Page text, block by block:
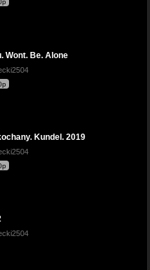
Wont. Be. Alone
Kundel. 2019